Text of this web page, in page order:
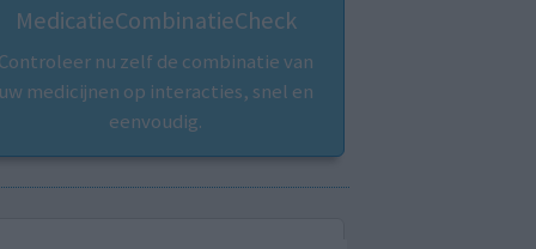
MedicatieCombinatieCheck
Controleer nu zelf de combinatie van
uw medicijnen op interacties, snel en
eenvoudig.